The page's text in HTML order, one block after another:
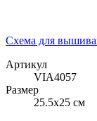
Схема для
Артикул
VIA4057
Размер
25.5x25 см